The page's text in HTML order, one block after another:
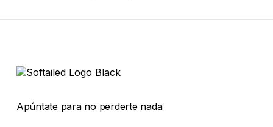
Apúntate para no perderte nada